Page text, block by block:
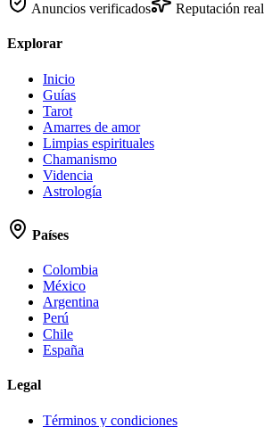
Anuncios verificados Reputación real
Explorar
Inicio
Guías
Tarot
Amarres de amor
Limpias espirituales
Chamanismo
Videncia
Astrología
Países
Colombia
México
Argentina
Perú
Chile
España
Legal
Términos y condiciones